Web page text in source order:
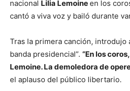
nacional Lilia Lemoineen los
cantó a viva voz y bailó durante
Tras la primera canción, introdujo
banda presidencial”. “En los
Lemoine. La demoledora de
el aplauso del público libertario.